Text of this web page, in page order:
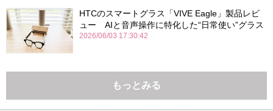
HTCのスマートグラス「VIVE Eagle」製品レビ
ュー AIと音声操作に特化した“日常使い”グラス
2026/06/03 17:30:42
もっとみる